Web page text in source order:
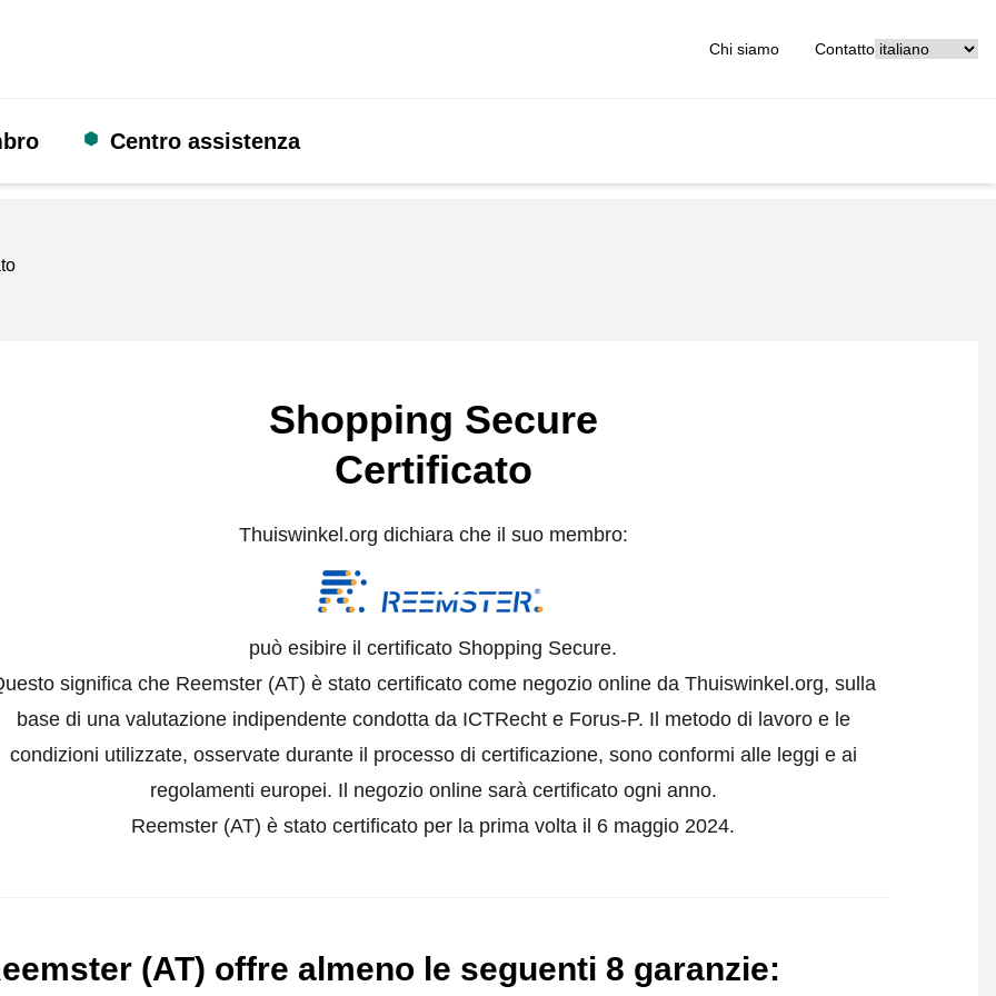
Chi siamo Contatto
Centro assistenza
Shopping Secure
Certificato
Thuiswinkel.org dichiara che il suo membro:
può esibire il certificato Shopping Secure.
significa che Reemster (AT) è stato certificato come negozio online da Thuiswinkel.org, sulla
base di una valutazione indipendente condotta da ICTRecht e Forus-P. Il metodo di lavoro e le
condizioni utilizzate, osservate durante il processo di certificazione, sono conformi alle leggi e ai
regolamenti europei. Il negozio online sarà certificato ogni anno.
Reemster (AT) è stato certificato per la prima volta il 6 maggio 2024.
(AT) offre almeno le seguenti 8 garanzie: